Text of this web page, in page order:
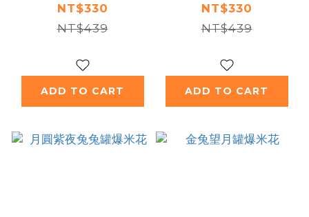
NT$330
NT$439
ADD TO CART
NT$330
NT$439
ADD TO CART